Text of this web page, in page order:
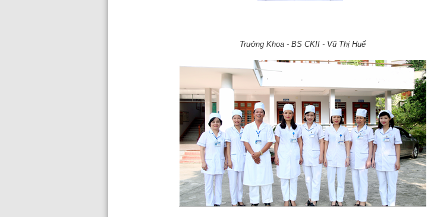
Trưởng Khoa - BS CKII - Vũ Thị Huế